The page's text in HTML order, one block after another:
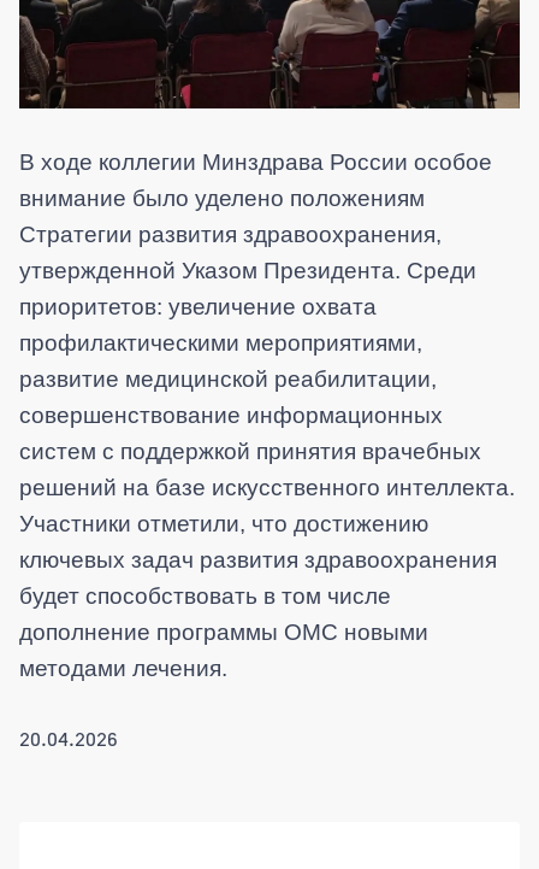
В ходе коллегии Минздрава России особое
внимание было уделено положениям
Стратегии развития здравоохранения,
утвержденной Указом Президента. Среди
приоритетов: увеличение охвата
профилактическими мероприятиями,
развитие медицинской реабилитации,
совершенствование информационных
систем с поддержкой принятия врачебных
решений на базе искусственного интеллекта.
Участники отметили, что достижению
ключевых задач развития здравоохранения
будет способствовать в том числе
дополнение программы ОМС новыми
методами лечения.
20.04.2026